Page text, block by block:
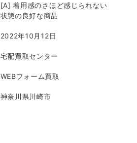
[A] 着用感のさほど感じられない
状態の良好な商品
2022年10月12日
宅配買取センター
WEBフォーム買取
神奈川県川崎市